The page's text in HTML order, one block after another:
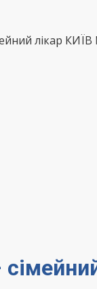
лікар КИЇВ